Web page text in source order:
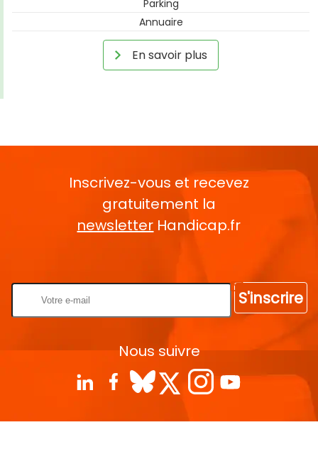
Parking
Annuaire
En savoir plus
Inscrivez-vous et recevez
gratuitement la
newsletter Handicap.fr
S'inscrire
Nous suivre